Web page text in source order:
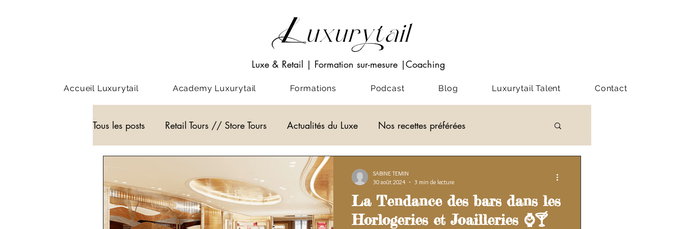
Luxe & Retail | Formation sur-mesure |Coaching
Accueil Luxurytail Academy Luxurytail Formations Podcast Blog Luxurytail Talent Contact
Tous les posts Retail Tours // Store Tours Actualités du Luxe Nos recettes préférées
Visio-conférences Musées - Expositions
WEB3 Podcast Actualités du Luxe actualité du luxeLa Tendance des bars dans les
Horlogeries et Joailleries ⌚🍸
SABINE TEMIN
30 août 2024
3 min de lecture